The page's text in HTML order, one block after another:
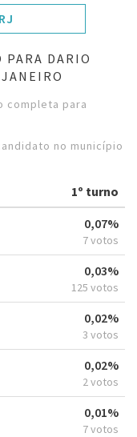
PARA DARIO
completa para
no município
1º turno
0,07%
7 votos
0,03%
125 votos
0,02%
3 votos
0,02%
2 votos
0,01%
7 votos